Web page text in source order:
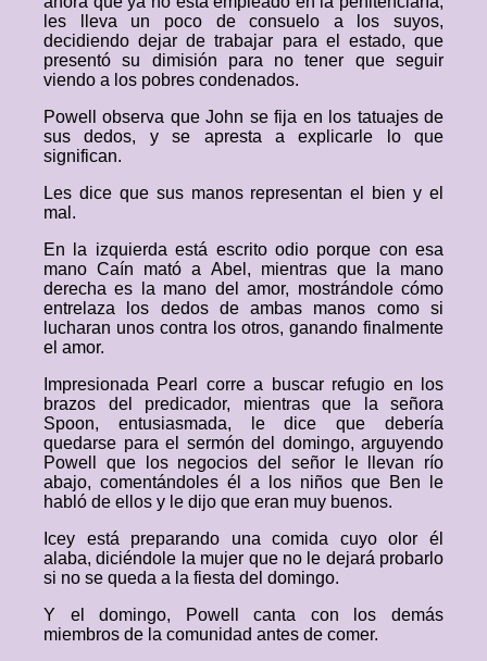
les lleva un poco de consuelo a los suyos,
decidiendo dejar de trabajar para el estado, que
presentó su dimisión para no tener que seguir
viendo a los pobres condenados.
Powell observa que John se fija en los tatuajes de
sus dedos, y se apresta a explicarle lo que
significan.
Les dice que sus manos representan el bien y el
mal.
En la izquierda está escrito odio porque con esa
mano Caín mató a Abel, mientras que la mano
derecha es la mano del amor, mostrándole cómo
entrelaza los dedos de ambas manos como si
lucharan unos contra los otros, ganando finalmente
el amor.
Impresionada Pearl corre a buscar refugio en los
brazos del predicador, mientras que la señora
Spoon, entusiasmada, le dice que debería
quedarse para el sermón del domingo, arguyendo
Powell que los negocios del señor le llevan río
abajo, comentándoles él a los niños que Ben le
habló de ellos y le dijo que eran muy buenos.
Icey está preparando una comida cuyo olor él
alaba, diciéndole la mujer que no le dejará probarlo
si no se queda a la fiesta del domingo.
Y el domingo, Powell canta con los demás
miembros de la comunidad antes de comer.